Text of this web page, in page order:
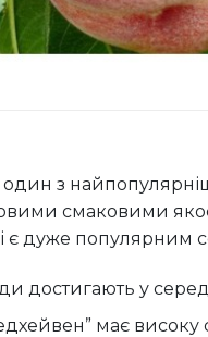
з
смаковими
є дуже популярним
достигають у
має високу